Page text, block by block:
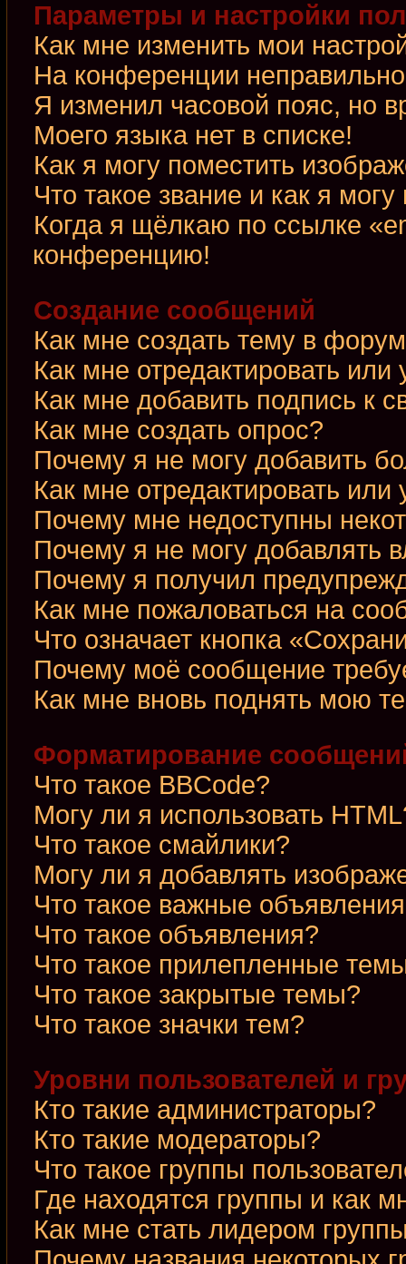
Параметры и настройки
Как мне изменить мои
На конференции
Я изменил часовой пояс, но
Моего языка нет в списке!
Как я могу поместить
Что такое звание и как я могу
Когда я щёлкаю по ссылке
конференцию!
Создание сообщений
Как мне создать тему в
Как мне отредактировать
Как мне добавить подпись к
Как мне создать опрос?
Почему я не могу добавить
Как мне отредактировать или
Почему мне недоступны
Почему я не могу добавлять
Почему я получил
Как мне пожаловаться на
Что означает кнопка
Почему моё сообщение
Как мне вновь поднять мою
Форматирование
Что такое BBCode?
Могу ли я использовать
Что такое смайлики?
Могу ли я добавлять
Что такое важные
Что такое объявления?
Что такое прилепленные
Что такое закрытые темы?
Что такое значки тем?
Уровни пользователей и
Кто такие администраторы?
Кто такие модераторы?
Что такое группы
Где находятся группы и как
Как мне стать лидером